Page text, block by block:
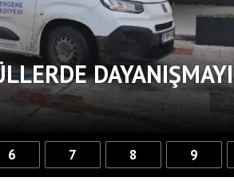
DAYANIŞMAYI
6 7 8 9